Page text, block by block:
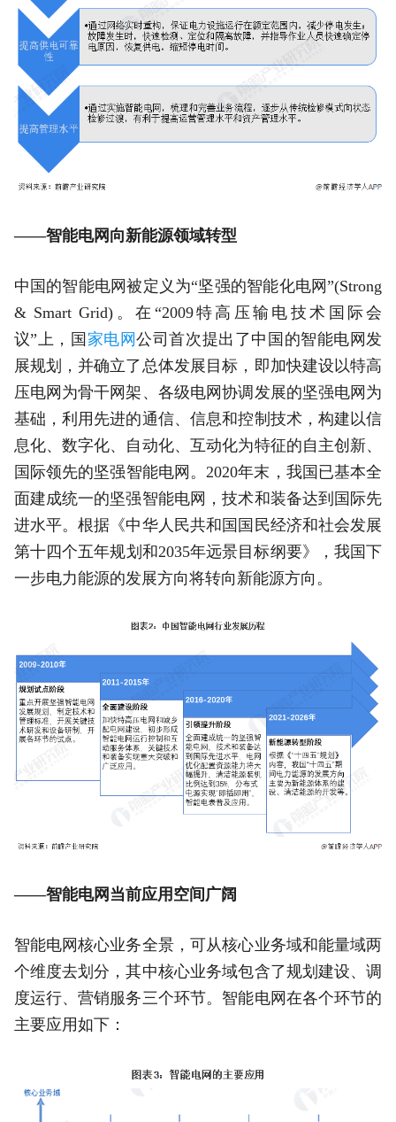
——智能电网向新能源领域转型
中国的智能电网被定义为“坚强的智能化电网”(Strong
& Smart Grid)。在“2009特高压输电技术国际会
议”上，国 家电网公司首次提出了中国的智能电网发
展规划，并确立了总体发展目标，即加快建设以特高
压电网为骨干网架、各级电网协调发展的坚强电网为
基础，利用先进的通信、信息和控制技术，构建以信
息化、数字化、自动化、互动化为特征的自主创新、
国际领先的坚强智能电网。2020年末，我国已基本全
面建成统一的坚强智能电网，技术和装备达到国际先
进水平。根据《中华人民共和国国民经济和社会发展
第十四个五年规划和2035年远景目标纲要》，我国下
一步电力能源的发展方向将转向新能源方向。
——智能电网当前应用空间广阔
智能电网核心业务全景，可从核心业务域和能量域两
个维度去划分，其中核心业务域包含了规划建设、调
度运行、营销服务三个环节。智能电网在各个环节的
主要应用如下：